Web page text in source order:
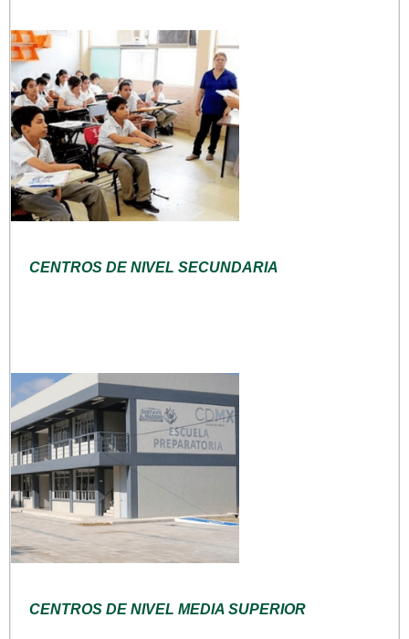
CENTROS DE NIVEL SECUNDARIA
CENTROS DE NIVEL MEDIA SUPERIOR